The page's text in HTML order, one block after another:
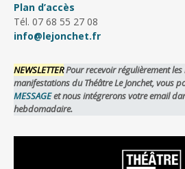
Plan d’accès
Tél. 07 68 55 27 08
info@lejonchet.fr
NEWSLETTERPour recevoir régulièrement
manifestations du Théâtre Le Jonchet, vous
MESSAGEet nous intégrerons votre email
hebdomadaire.